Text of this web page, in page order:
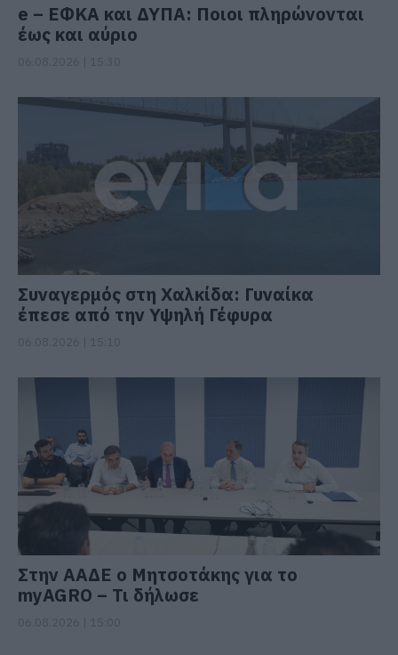
e – ΕΦΚΑ και ΔΥΠΑ: Ποιοι πληρώνονται
έως και αύριο
Συναγερμός στη Χαλκίδα: Γυναίκα
έπεσε από την Υψηλή Γέφυρα
Στην ΑΑΔΕ ο Μητσοτάκης για το
myAGRO – Τι δήλωσε